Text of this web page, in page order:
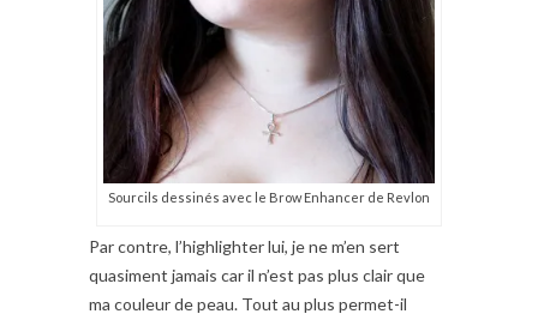
Sourcils dessinés avec le Brow Enhancer de Revlon
Par contre, l’highlighter lui, je ne m’en sert
quasiment jamais car il n’est pas plus clair que
ma couleur de peau. Tout au plus permet-il